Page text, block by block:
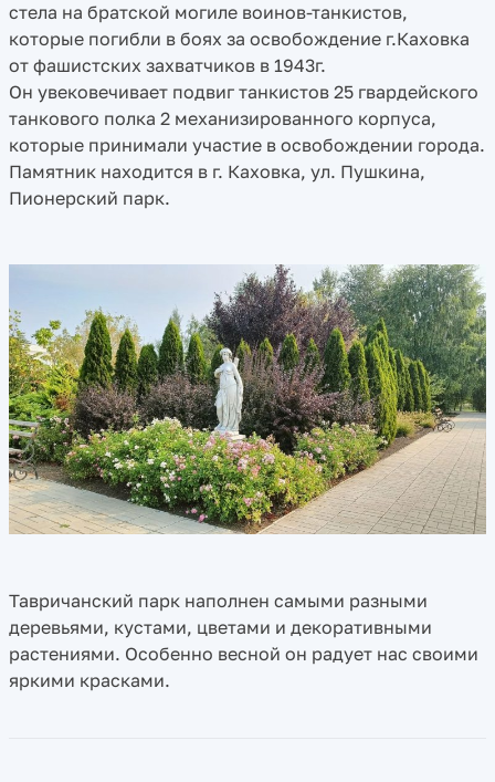
стела на братской могиле воинов-танкистов,
которые погибли в боях за освобождение г.Каховка
от фашистских захватчиков в 1943г.
Он увековечивает подвиг танкистов 25 гвардейского
танкового полка 2 механизированного корпуса,
которые принимали участие в освобождении города.
Памятник находится в г. Каховка, ул. Пушкина,
Пионерский парк.
Тавричанский парк наполнен самыми разными
деревьями, кустами, цветами и декоративными
растениями. Особенно весной он радует нас своими
яркими красками.